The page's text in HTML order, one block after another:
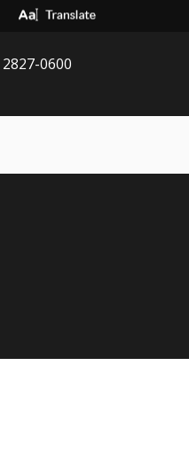
Select Language
0600